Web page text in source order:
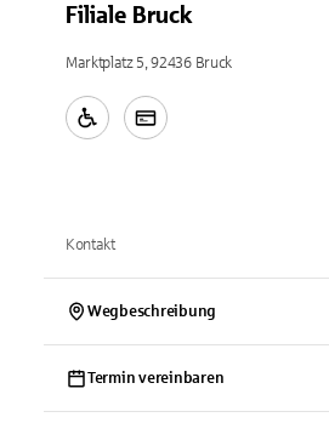
Filiale Bruck
Marktplatz 5, 92436 Bruck
Kontakt
Wegbeschreibung
Termin vereinbaren